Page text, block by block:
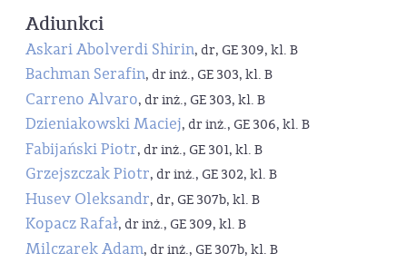
Adiunkci
Askari Abolverdi Shirin, dr, GE 309, kl. B
Bachman Serafin, dr inż., GE 303, kl. B
Carreno Alvaro, dr inż., GE 303, kl. B
Dzieniakowski Maciej, dr inż., GE 306, kl. B
Fabijański Piotr, dr inż., GE 301, kl. B
Grzejszczak Piotr, dr inż., GE 302, kl. B
Husev Oleksandr, dr, GE 307b, kl. B
Kopacz Rafał, dr inż., GE 309, kl. B
Milczarek Adam, dr inż., GE 307b, kl. B